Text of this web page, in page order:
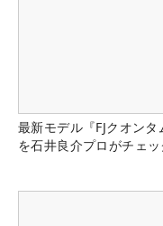
最新モデル『FJクオンタ
を石井良介プロがチェッ